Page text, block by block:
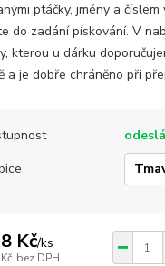
ptáčky, jmény a číslem
do zadání pískování. V
kterou u dárku
a je dobře chráněno při
Kč/ks
bez DPH